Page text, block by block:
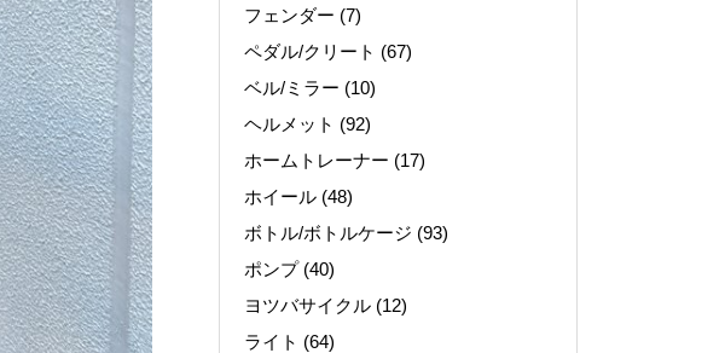
フェンダー (7)
ペダル/クリート (67)
ベル/ミラー (10)
ヘルメット (92)
ホームトレーナー (17)
ホイール (48)
ボトル/ボトルケージ (93)
ポンプ(40)
ヨツバサイクル (12)
ライト (64)